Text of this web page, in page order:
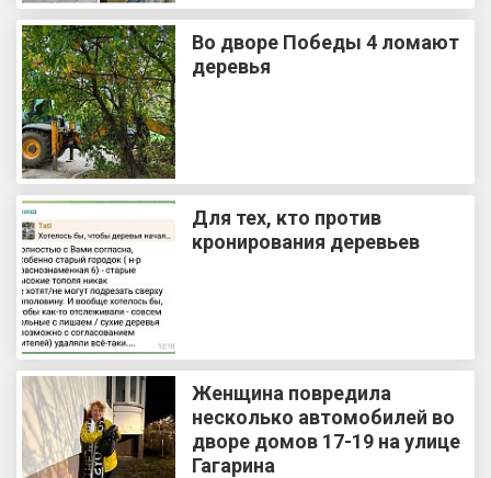
Во дворе Победы 4 ломают
деревья
Для тех, кто против
кронирования деревьев
Женщина повредила
несколько автомобилей во
дворе домов 17-19 на улице
Гагарина